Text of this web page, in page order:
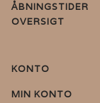
ÅBNINGSTIDER
OVERSIGT
KONTO
MIN KONTO